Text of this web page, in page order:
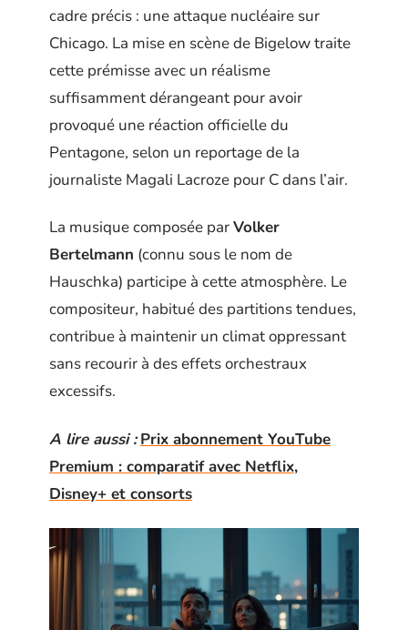
cadre précis : une attaque nucléaire sur
Chicago. La mise en scène de Bigelow traite
cette prémisse avec un réalisme
suffisamment dérangeant pour avoir
provoqué une réaction officielle du
Pentagone, selon un reportage de la
journaliste Magali Lacroze pour C dans l’air.
La musique composée parVolker
Bertelmann (connu sous le nom de
Hauschka) participe à cette atmosphère. Le
compositeur, habitué des partitions tendues,
contribue à maintenir un climat oppressant
sans recourir à des effets orchestraux
excessifs.
A lire aussi : Prix abonnement YouTube
Premium : comparatif avec Netflix,
Disney+ et consorts